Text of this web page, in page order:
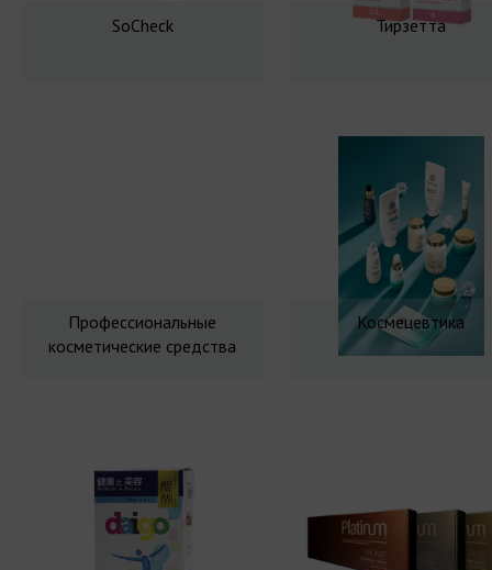
SoCheck Тирзетта
Профессиональные
косметические средства
Космецевтика